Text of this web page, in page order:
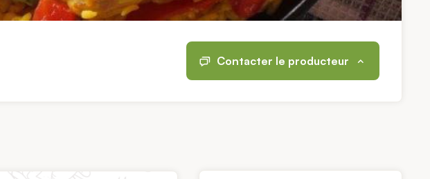
Contacter le producteur